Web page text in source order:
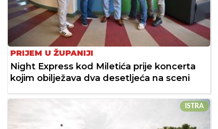
PRIJEM U ŽUPANIJI
Night Express kod Miletića prije koncerta
kojim obilježava dva desetljeća na sceni
ISTRA